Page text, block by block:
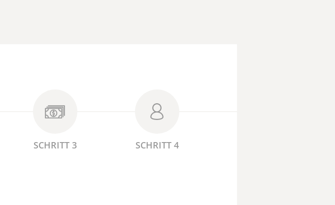
SCHRITT 3 SCHRITT 4